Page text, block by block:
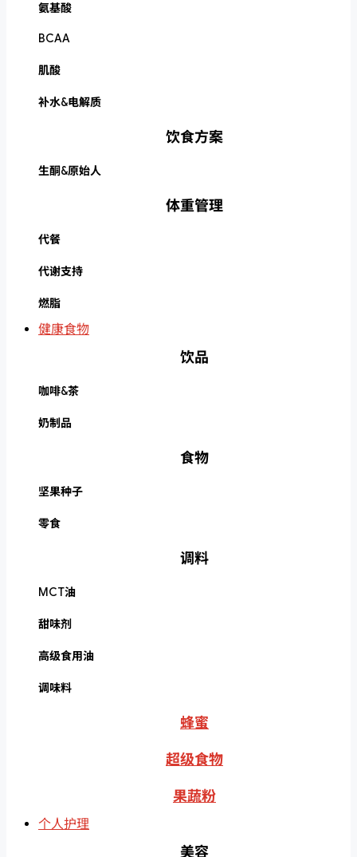
氨基酸
BCAA
肌酸
补水&电解质
饮食方案
生酮&原始人
体重管理
代餐
代谢支持
燃脂
健康食物
饮品
咖啡&茶
奶制品
食物
坚果种子
零食
调料
MCT油
甜味剂
高级食用油
调味料
蜂蜜
超级食物
果蔬粉
个人护理
美容